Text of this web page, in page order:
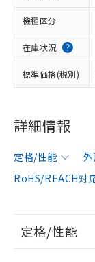
機種区分
在庫状況
標準価格(税別)
詳細情報
定格/性能
RoHS/REACH対
定格/性能